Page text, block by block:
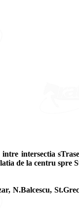
intersectia
de la centru spre
N.Balcescu,